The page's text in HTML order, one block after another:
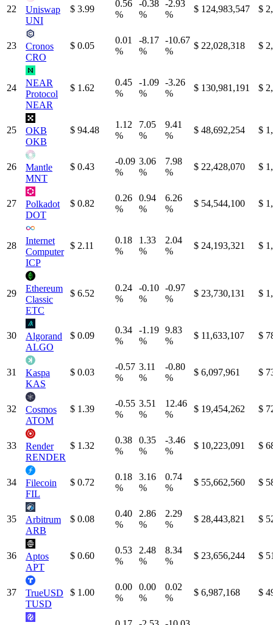
22
Uniswap
UNI
$ 3.99
0.56
%
-0.38
%
-2.93
%
$ 124,983,547 $
23
Cronos
CRO
$ 0.05
0.01
%
-8.17
%
-10.67
%
$ 22,028,318 $
24
NEAR
Protocol
NEAR
$ 1.62
0.45
%
-1.09
%
-3.26
%
$ 130,981,191 $
25
OKB
OKB
$ 94.48
1.12
%
7.05
%
9.41
%
$ 48,692,254 $
26
Mantle
MNT
$ 0.43
-0.09
%
3.06
%
7.98
%
$ 22,428,070 $
27
Polkadot
DOT
$ 0.82
0.26
%
0.94
%
6.26
%
$ 54,544,100 $
28
Internet
Computer
ICP
$ 2.11
0.18
%
1.33
%
2.04
%
$ 24,193,321 $
29
Ethereum
Classic
ETC
$ 6.52
0.24
%
-0.10
%
-0.97
%
$ 23,730,131 $
30
Algorand
ALGO
$ 0.09
0.34
%
-1.19
%
9.83
%
$ 11,633,107 $
31
Kaspa
KAS
$ 0.03
-0.57
%
3.11
%
-0.80
%
$ 6,097,961 $
32
Cosmos
ATOM
$ 1.39
-0.55
%
3.51
%
12.46
%
$ 19,454,262 $
33
Render
RENDER
$ 1.32
0.38
%
0.35
%
-3.46
%
$ 10,223,091 $
34
Filecoin
FIL
$ 0.72
0.18
%
3.16
%
0.74
%
$ 55,662,560 $
35
Arbitrum
ARB
$ 0.08
0.40
%
2.86
%
2.29
%
$ 28,443,821 $
36
Aptos
APT
$ 0.60
0.53
%
2.48
%
8.34
%
$ 23,656,244 $
37
TrueUSD
TUSD
$ 1.00
0.00
%
0.00
%
0.02
%
$ 6,987,168 $